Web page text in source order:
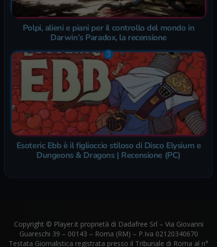
Polpi, alieni e piani per il controllo del mondo in
Darwin’s Paradox, la recensione
Esoteric Ebb è il figlioccio stiloso di Disco Elysium e
Dungeons & Dragons | Recensione (PC)
Copyright © Player.it proprietà di Dadafree Srl – Via Giovanni
Guareschi 39 – 00143 – Roma (RM) – P.Iva 02120340670
Testata Giornalistica registrata presso il Tribunale di Roma al n°